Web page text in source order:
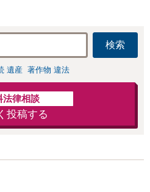
検索
遺産 著作物 違法
法律相談
投稿する